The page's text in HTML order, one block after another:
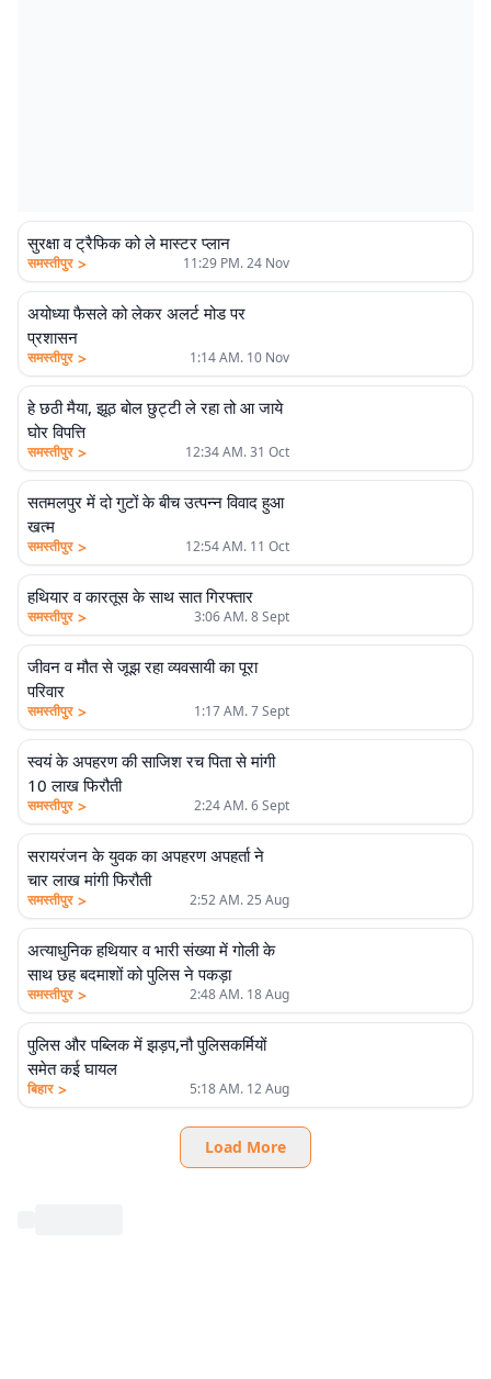
सुरक्षा व ट्रैफिक को ले मास्टर प्लान
समस्तीपुर > 11:29 PM. 24 Nov
अयोध्या फैसले को लेकर अलर्ट मोड पर
प्रशासन
समस्तीपुर > 1:14 AM. 10 Nov
हे छठी मैया, झूठ बोल छुट्टी ले रहा तो आ जाये
घोर विपत्ति
समस्तीपुर > 12:34 AM. 31 Oct
सतमलपुर में दो गुटों के बीच उत्पन्न विवाद हुआ
खत्म
समस्तीपुर > 12:54 AM. 11 Oct
हथियार व कारतूस के साथ सात गिरफ्तार
समस्तीपुर > 3:06 AM. 8 Sept
जीवन व मौत से जूझ रहा व्यवसायी का पूरा
परिवार
समस्तीपुर > 1:17 AM. 7 Sept
स्वयं के अपहरण की साजिश रच पिता से मांगी
10 लाख फिरौती
समस्तीपुर > 2:24 AM. 6 Sept
सरायरंजन के युवक का अपहरण अपहर्ता ने
चार लाख मांगी फिरौती
समस्तीपुर > 2:52 AM. 25 Aug
अत्याधुनिक हथियार व भारी संख्या में गोली के
साथ छह बदमाशों को पुलिस ने पकड़ा
समस्तीपुर > 2:48 AM. 18 Aug
पुलिस और पब्लिक में झड़प,नौ पुलिसकर्मियों
समेत कई घायल
बिहार > 5:18 AM. 12 Aug
Load More